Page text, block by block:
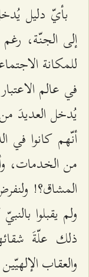
بأيّ دليل
إلى الجنّة،
للمكانة
في عالم
يُدخل العديدَ
أنّهم كانوا في
من الخدمات،
المشاق؟!
ولم يقبلوا
ذلك علّةَ
والعقاب